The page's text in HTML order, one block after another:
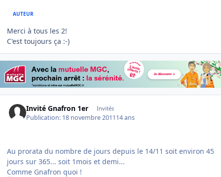
AUTEUR
Merci à tous les 2!
C'est toujours ça :-)
Invité Gnafron 1er Invités
Publication: 18 novembre 201114 ans
Au prorata du nombre de jours depuis le 14/11 soit environ 45
jours sur 365... soit 1mois et demi...
Comme Gnafron quoi !